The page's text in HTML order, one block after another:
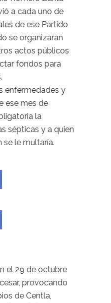
a cada uno de
de ese Partido
se organizaran
actos públicos
fondos para
enfermedades y
ese mes de
la
sépticas y a quien
se le multaría.
el 29 de octubre
provocando
de Centla,